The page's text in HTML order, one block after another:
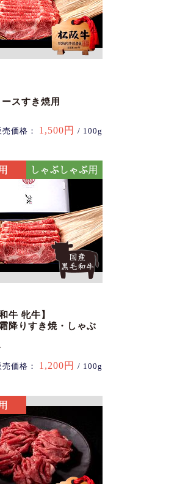
スすき焼用
売価格： 1,500円 / 100g
牛 牝牛】
降りすき焼・しゃぶ
売価格： 1,200円 / 100g